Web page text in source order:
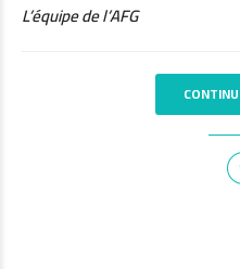
L’équipe de l’AFG